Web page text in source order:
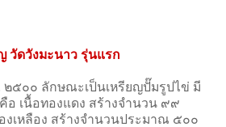
วัดวังมะนาว รุ่นแรก
๐๐ ลักษณะเป็นเหรียญปั๊มรูปไข่ มี
อ เนื้อทองแดง สร้างจำนวน ๙๙
งเหลือง สร้างจำนวนประมาณ ๕๐๐